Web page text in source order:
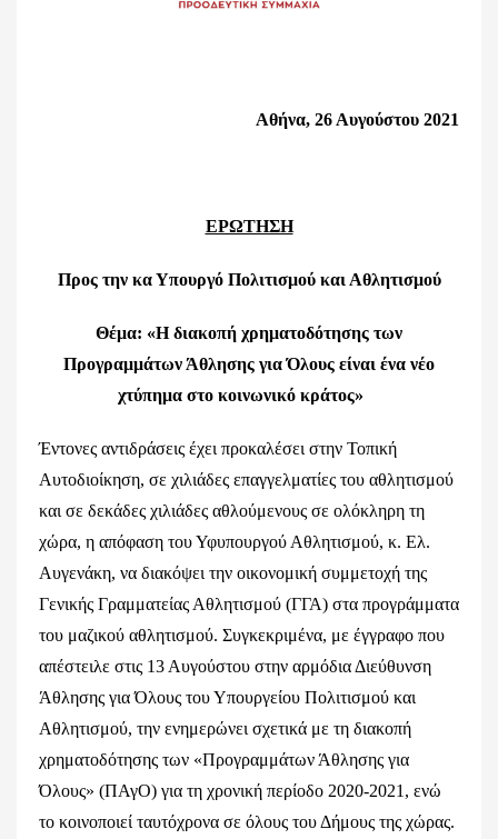
Αθήνα, 26 Αυγούστου 2021
ΕΡΩΤΗΣΗ
Προς την κα Υπουργό Πολιτισμού και Αθλητισμού
Θέμα: «Η διακοπή χρηματοδότησης των
Προγραμμάτων Άθλησης για Όλους είναι ένα νέο
χτύπημα στο κοινωνικό κράτος»
Έντονες αντιδράσεις έχει προκαλέσει στην Τοπική
Αυτοδιοίκηση, σε χιλιάδες επαγγελματίες του αθλητισμού
και σε δεκάδες χιλιάδες αθλούμενους σε ολόκληρη τη
χώρα, η απόφαση του Υφυπουργού Αθλητισμού, κ. Ελ.
Αυγενάκη, να διακόψει την οικονομική συμμετοχή της
Γενικής Γραμματείας Αθλητισμού (ΓΓΑ) στα προγράμματα
του μαζικού αθλητισμού. Συγκεκριμένα, με έγγραφο που
απέστειλε στις 13 Αυγούστου στην αρμόδια Διεύθυνση
Άθλησης για Όλους του Υπουργείου Πολιτισμού και
Αθλητισμού, την ενημερώνει σχετικά με τη διακοπή
χρηματοδότησης των «Προγραμμάτων Άθλησης για
Όλους» (ΠΑγΟ) για τη χρονική περίοδο 2020-2021, ενώ
το κοινοποιεί ταυτόχρονα σε όλους του Δήμους της χώρας.